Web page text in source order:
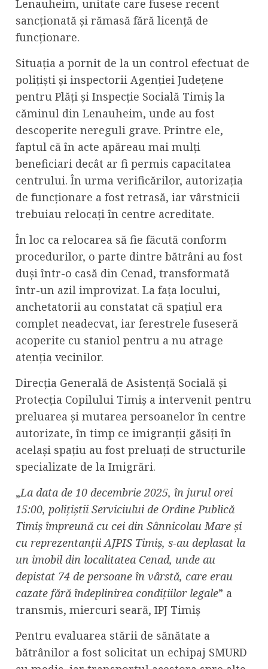
Lenauheim, unitate care fusese recent
sancționată și rămasă fără licență de
funcționare.
Situația a pornit de la un control efectuat de
polițiști și inspectorii Agenției Județene
pentru Plăți și Inspecție Socială Timiș la
căminul din Lenauheim, unde au fost
descoperite nereguli grave. Printre ele,
faptul că în acte apăreau mai mulți
beneficiari decât ar fi permis capacitatea
centrului. În urma verificărilor, autorizația
de funcționare a fost retrasă, iar vârstnicii
trebuiau relocați în centre acreditate.
În loc ca relocarea să fie făcută conform
procedurilor, o parte dintre bătrâni au fost
duși într-o casă din Cenad, transformată
într-un azil improvizat. La fața locului,
anchetatorii au constatat că spațiul era
complet neadecvat, iar ferestrele fuseseră
acoperite cu staniol pentru a nu atrage
atenția vecinilor.
Direcția Generală de Asistență Socială și
Protecția Copilului Timiș a intervenit pentru
preluarea și mutarea persoanelor în centre
autorizate, în timp ce imigranții găsiți în
același spațiu au fost preluați de structurile
specializate de la Imigrări.
„La data de 10 decembrie 2025, în jurul orei
15:00, poliţiştii Serviciului de Ordine Publică
Timiş împreună cu cei din Sânnicolau Mare şi
cu reprezentanţii AJPIS Timiş, s-au deplasat la
un imobil din localitatea Cenad, unde au
depistat 74 de persoane în vârstă, care erau
cazate fără îndeplinirea condiţiilor legale” a
transmis, miercuri seară, IPJ Timiş
Pentru evaluarea stării de sănătate a
bătrânilor a fost solicitat un echipaj SMURD